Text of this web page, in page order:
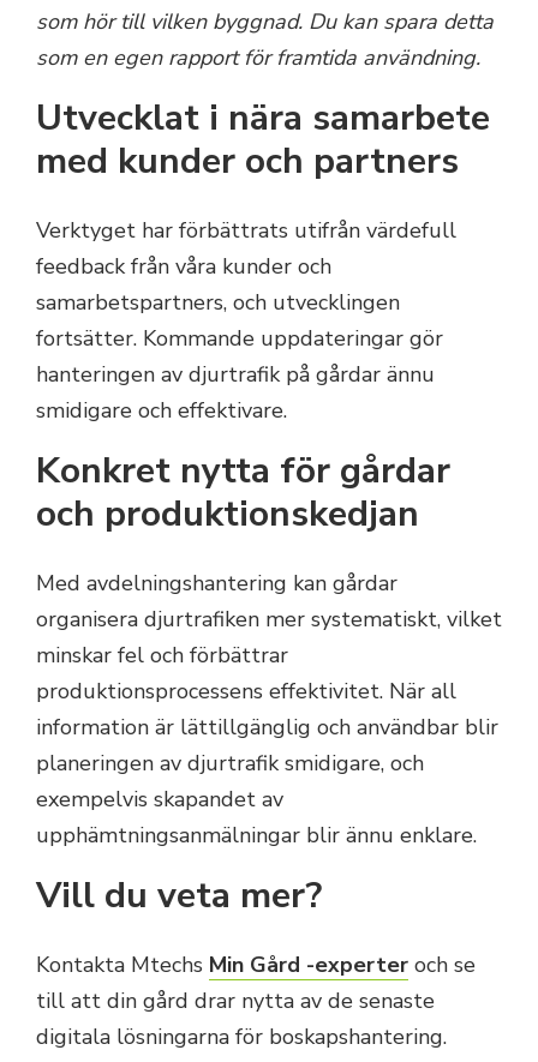
som hör till vilken byggnad. Du kan spara detta
som en egen rapport för framtida användning.
Utvecklat i nära samarbete
med kunder och partners
Verktyget har förbättrats utifrån värdefull
feedback från våra kunder och
samarbetspartners, och utvecklingen
fortsätter. Kommande uppdateringar gör
hanteringen av djurtrafik på gårdar ännu
smidigare och effektivare.
Konkret nytta för gårdar
och produktionskedjan
Med avdelningshantering kan gårdar
organisera djurtrafiken mer systematiskt, vilket
minskar fel och förbättrar
produktionsprocessens effektivitet. När all
information är lättillgänglig och användbar blir
planeringen av djurtrafik smidigare, och
exempelvis skapandet av
upphämtningsanmälningar blir ännu enklare.
Vill du veta mer?
Kontakta Mtechs Min Gård -experter och se
till att din gård drar nytta av de senaste
digitala lösningarna för boskapshantering.